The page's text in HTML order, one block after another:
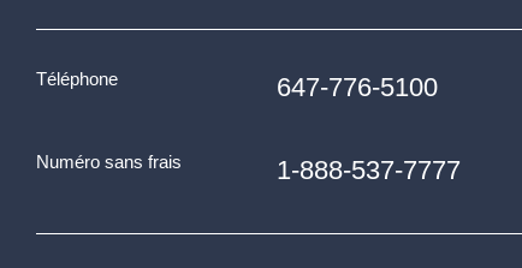
Téléphone 647-776-5100
Numéro sans frais 1-888-537-7777